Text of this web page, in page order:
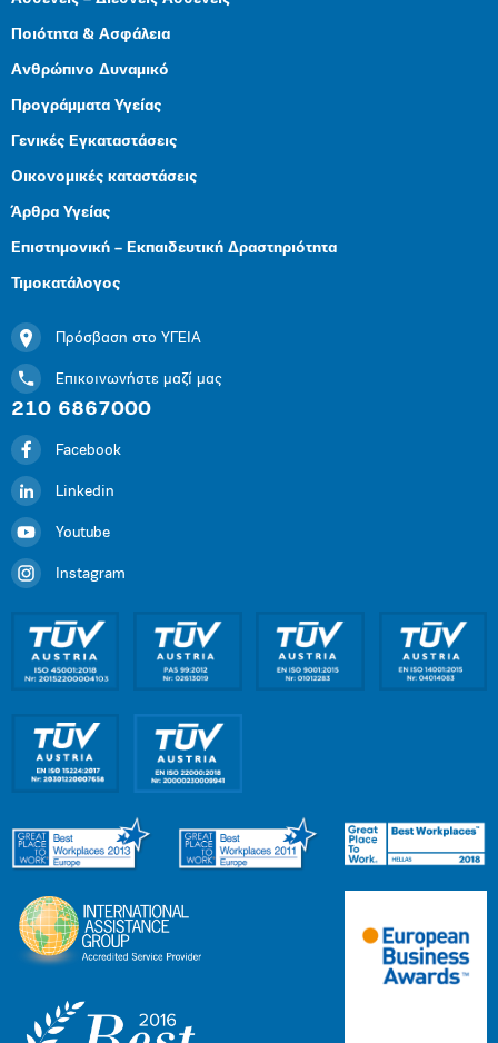
Ποιότητα & Ασφάλεια
Ανθρώπινο Δυναμικό
Προγράμματα Υγείας
Γενικές Εγκαταστάσεις
Οικονομικές καταστάσεις
Άρθρα Υγείας
Επιστημονική – Εκπαιδευτική Δραστηριότητα
Τιμοκατάλογος
Πρόσβαση στο ΥΓΕΙΑ
Επικοινωνήστε μαζί μας
210 6867000
Facebook
Linkedin
Youtube
Instagram